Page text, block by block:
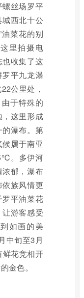
丝场罗平
西北十公
菜花的别
里拍摄电
收集了这
平九龙瀑
公里处，
于特殊的
这里形成
瀑布。第
属于南亚
。多伊河
郁，瀑布
族风情更
平油菜花
游客感受
如画的美
中旬至3月
花竞相开
金色。